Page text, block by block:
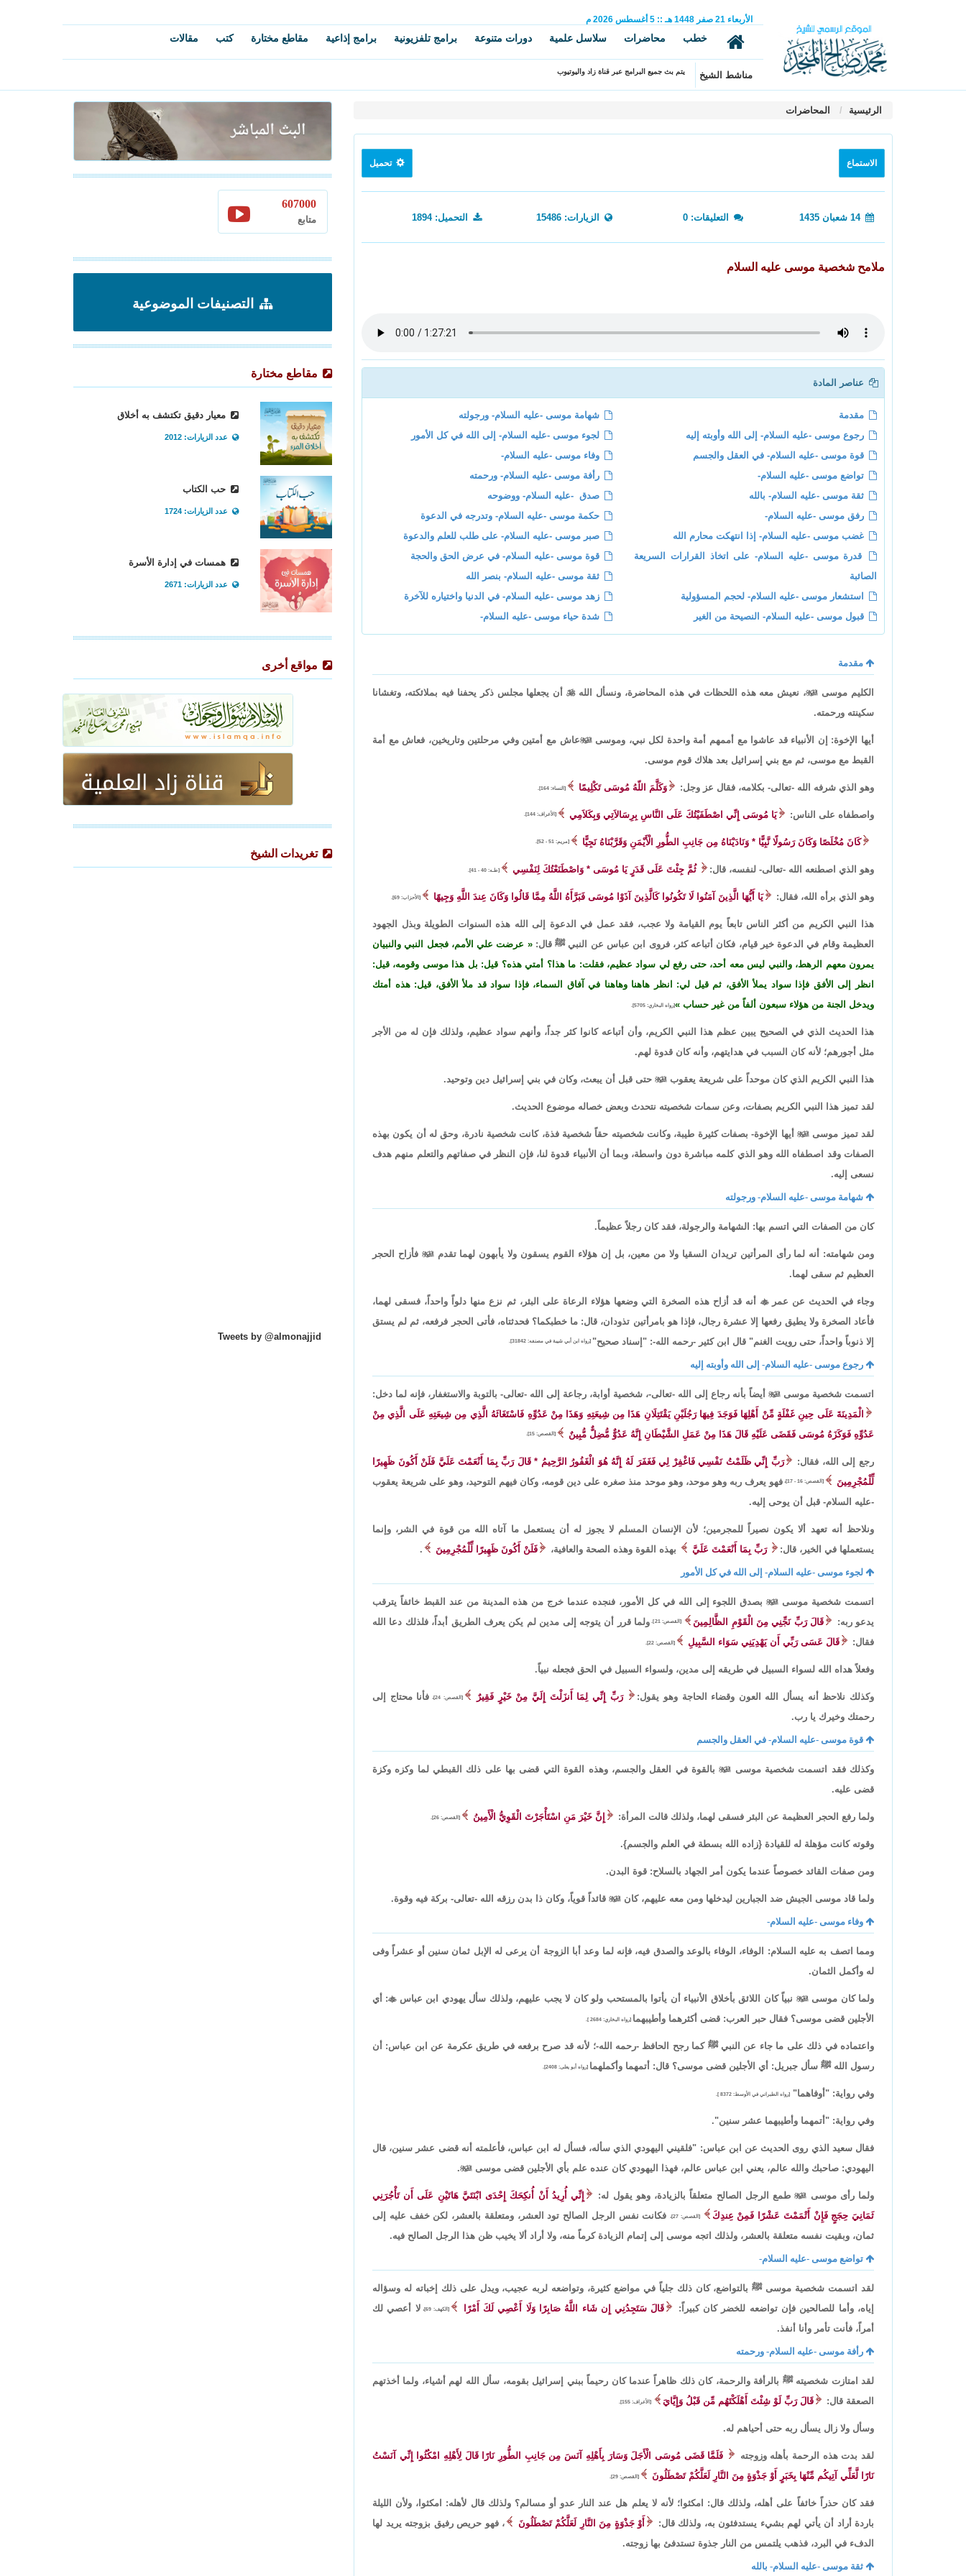
الأربعاء 21 صفر 1448 هـ ::
5 أغسطس 2026 م
خطب محاضرات سلاسل علمية دورات متنوعة برامج تلفزيونية برامج إذاعية مقاطع مختارة كتب مقالات
مناشط الشيخ يتم بث جميع البرامج عبر قناة زاد واليوتيوب
الرئيسية المحاضرات
الاستماع تحميل
14 شعبان 1435 التعليقات: 0 الزيارات: 15486 التحميل: 1894
ملامح شخصية موسى عليه السلام
عناصر المادة
مقدمة
شهامة موسى -عليه السلام- ورجولته
رجوع موسى -عليه السلام- إلى الله وأوبته إليه
لجوء موسى -عليه السلام- إلى الله في كل الأمور
قوة موسى -عليه السلام- في العقل والجسم
وفاء موسى -عليه السلام-
تواضع موسى -عليه السلام-
رأفة موسى -عليه السلام- ورحمته
ثقة موسى -عليه السلام- بالله
صدق -عليه السلام- ووضوحه
رفق موسى -عليه السلام-
حكمة موسى -عليه السلام- وتدرجه في الدعوة
غضب موسى -عليه السلام- إذا انتهكت محارم الله
صبر موسى -عليه السلام- على طلب للعلم والدعوة
قدرة موسى -عليه السلام- على اتخاذ القرارات السريعة
الصائبة
قوة موسى -عليه السلام- في عرض الحق والحجة
ثقة موسى -عليه السلام- بنصر الله
استشعار موسى -عليه السلام- لحجم المسؤولية
زهد موسى -عليه السلام- في الدنيا واختياره للآخرة
قبول موسى -عليه السلام- النصيحة من الغير
شدة حياء موسى -عليه السلام-
مقدمة
الكليم موسى ، نعيش معه هذه اللحظات في هذه المحاضرة، ونسأل اللهأن يجعلها مجلس ذكر يحفنا فيه بملائكته، وتغشانا
سكينته ورحمته.
أيها الإخوة: إن الأنبياء قد عاشوا مع أممهم أمة واحدة لكل نبي، وموسىعاش مع أمتين وفي مرحلتين وتاريخين، فعاش مع أمة
القبط مع موسى، ثم مع بني إسرائيل بعد هلاك قوم موسى.
وهو الذي شرفه الله -تعالى- بكلامه، فقال عز وجل: وَكَلَّمَ اللّهُ مُوسَى تَكْلِيمًا [النساء: 164].
واصطفاه على الناس: يَا مُوسَى إِنِّي اصْطَفَيْتُكَ عَلَى النَّاسِ بِرِسَالاَتِي وَبِكَلاَمِي [الأعراف: 144].
كَانَ مُخْلَصًا وَكَانَ رَسُولًا نَّبِيًّا * وَنَادَيْنَاهُ مِن جَانِبِ الطُّورِ الْأَيْمَنِ وَقَرَّبْنَاهُ نَجِيًّا [مريم: 51 - 52].
وهو الذي اصطنعه الله -تعالى- لنفسه، قال: ثُمَّ جِئْتَ عَلَى قَدَرٍ يَا مُوسَى * وَاصْطَنَعْتُكَ لِنَفْسِي [طـه: 40 - 41].
وهو الذي برأه الله، فقال: يَا أَيُّهَا الَّذِينَ آمَنُوا لَا تَكُونُوا كَالَّذِينَ آذَوْا مُوسَى فَبَرَّأَهُ اللَّهُ مِمَّا قَالُوا وَكَانَ عِندَ اللَّهِ وَجِيهًا [الأحزاب: 69].
هذا النبي الكريم من أكثر الناس تابعاً يوم القيامة ولا عجب، فقد عمل في الدعوة إلى الله هذه السنوات الطويلة وبذل الجهود
العظيمة وقام في الدعوة خير قيام، فكان أتباعه كثر، فروى ابن عباس عن النبي ﷺ قال:
عرضت علي الأمم، فجعل النبي والنبيان
يمرون معهم الرهط، والنبي ليس معه أحد، حتى رفع لي سواد عظيم، فقلت: ما هذا؟ أمتي هذه؟ قيل: بل هذا موسى وقومه، قيل:
انظر إلى الأفق فإذا سواد يملأ الأفق، ثم قيل لي: انظر هاهنا وهاهنا في آفاق السماء، فإذا سواد قد ملأ الأفق، قيل: هذه أمتك
ويدخل الجنة من هؤلاء سبعون ألفاً من غير حساب
[رواه البخاري: 5705].
هذا الحديث الذي في الصحيح يبين عظم هذا النبي الكريم، وأن أتباعه كانوا كثر جداً، وأنهم سواد عظيم، ولذلك فإن له من الأجر
مثل أجورهم؛ لأنه كان السبب في هدايتهم، وأنه كان قدوة لهم.
هذا النبي الكريم الذي كان موحداً على شريعة يعقوب  حتى قبل أن يبعث، وكان في بني إسرائيل دين وتوحيد.
لقد تميز هذا النبي الكريم بصفات، وعن سمات شخصيته نتحدث وبعض خصاله موضوع الحديث.
لقد تميز موسى  أيها الإخوة- بصفات كثيرة طيبة، وكانت شخصيته حقاً شخصية فذة، كانت شخصية نادرة، وحق له أن يكون بهذه
الصفات وقد اصطفاه الله وهو الذي كلمه مباشرة دون واسطة، وبما أن الأنبياء قدوة لنا، فإن النظر في صفاتهم والتعلم منهم هدف
نسعى إليه.
شهامة موسى -عليه السلام- ورجولته
كان من الصفات التي اتسم بها: الشهامة والرجولة، فقد كان رجلاً عظيماً.
ومن شهامته: أنه لما رأى المرأتين تريدان السقيا ولا من معين، بل إن هؤلاء القوم يسقون ولا يأبهون لهما تقدم فأزاح الحجر
العظيم ثم سقى لهما.
وجاء في الحديث عن عمر أنه قد أزاح هذه الصخرة التي وضعها هؤلاء الرعاة على البئر، ثم نزع منها دلواً واحداً، فسقى لهما،
فأعاد الصخرة ولا يطيق رفعها إلا عشرة رجال، فإذا هو بامرأتين تذودان، قال: ما خطبكما؟ فحدثتاه، فأتى الحجر فرفعه، ثم لم يستق
إلا ذنوباً واحداً، حتى رويت الغنم" قال ابن كثير -رحمه الله-: "إسناد صحيح" [رواه ابن أبي شيبة في مصنفه: 31842].
رجوع موسى -عليه السلام- إلى الله وأوبته إليه
اتسمت شخصية موسى  أيضاً بأنه رجاع إلى الله -تعالى-، شخصية أوابة، رجاعة إلى الله -تعالى- بالتوبة والاستغفار، فإنه لما دخل:
الْمَدِينَةَ عَلَى حِينِ غَفْلَةٍ مِّنْ أَهْلِهَا فَوَجَدَ فِيهَا رَجُلَيْنِ يَقْتَتِلَانِ هَذَا مِن شِيعَتِهِ وَهَذَا مِنْ عَدُوِّهِ فَاسْتَغَاثَهُ الَّذِي مِن شِيعَتِهِ عَلَى الَّذِي مِنْ
عَدُوِّهِ فَوَكَزَهُ مُوسَى فَقَضَى عَلَيْهِ قَالَ هَذَا مِنْ عَمَلِ الشَّيْطَانِ إِنَّهُ عَدُوٌّ مُّضِلٌّ مُّبِينٌ
[القصص: 15].
رجع إلى الله، فقال:
رَبِّ إِنِّي ظَلَمْتُ نَفْسِي فَاغْفِرْ لِي فَغَفَرَ لَهُ إِنَّهُ هُوَ الْغَفُورُ الرَّحِيمُ * قَالَ رَبِّ بِمَا أَنْعَمْتَ عَلَيَّ فَلَنْ أَكُونَ ظَهِيرًا
لِّلْمُجْرِمِينَ
[القصص: 16 - 17]،
فهو يعرف ربه وهو موحد، وهو موحد منذ صغره على دين قومه، وكان فيهم التوحيد، وهو على شريعة يعقوب
-عليه السلام- قبل أن يوحى إليه.
ونلاحظ أنه تعهد ألا يكون نصيراً للمجرمين؛ لأن الإنسان المسلم لا يجوز له أن يستعمل ما آتاه الله من قوة في الشر، وإنما
يستعملها في الخير، قال:
رَبِّ بِمَا أَنْعَمْتَ عَلَيَّ بهذه القوة وهذه الصحة والعافية، فَلَنْ أَكُونَ ظَهِيرًا لِّلْمُجْرِمِينَ .
لجوء موسى -عليه السلام- إلى الله في كل الأمور
اتسمت شخصية موسى بصدق اللجوء إلى الله في كل الأمور، فنجده عندما خرج من هذه المدينة من عند القبط خائفاً يترقب
يدعو ربه:
قَالَ رَبِّ نَجِّنِي مِنَ الْقَوْمِ الظَّالِمِينَ [القصص: 21].
ولما قرر أن يتوجه إلى مدين لم يكن يعرف الطريق أبداً، فلذلك دعا الله
فقال:
قَالَ عَسَى رَبِّي أَن يَهْدِيَنِي سَوَاء السَّبِيلِ [القصص: 22].
وفعلاً هداه الله لسواء السبيل في طريقه إلى مدين، ولسواء السبيل في الحق فجعله نبياً.
وكذلك نلاحظ أنه يسأل الله العون وقضاء الحاجة وهو يقول: رَبِّ إِنِّي لِمَا أَنزَلْتَ إِلَيَّ مِنْ خَيْرٍ فَقِيرٌ [القصص: 24]،
فأنا محتاج إلى
رحمتك وخيرك يا رب.
قوة موسى -عليه السلام- في العقل والجسم
وكذلك فقد اتسمت شخصية موسى بالقوة في العقل والجسم، وهذه القوة التي قضى بها على ذلك القبطي لما وكزه وكزة
قضى عليه.
ولما رفع الحجر العظيمة عن البئر فسقى لهما، ولذلك قالت المرأة: إِنَّ خَيْرَ مَنِ اسْتَأْجَرْتَ الْقَوِيُّ الْأَمِينُ [القصص: 26].
وقوته كانت مؤهلة له للقيادة {زاده الله بسطة في العلم والجسم}.
ومن صفات القائد خصوصاً عندما يكون أمر الجهاد بالسلاح: قوة البدن.
ولما قاد موسى الجيش ضد الجبارين ليدخلها ومن معه عليهم، كان  قائداً قوياً، وكان ذا بدن رزقه الله -تعالى- بركة فيه وقوة.
وفاء موسى -عليه السلام-
ومما اتصف به عليه السلام: الوفاء، الوفاء بالوعد والصدق فيه، فإنه لما وعد أبا الزوجة أن يرعى له الإبل ثمان سنين أو عشراً وفى
له وأكمل الثمان.
ولما كان موسى نبياً كان اللائق بأخلاق الأنبياء أن يأتوا بالمستحب ولو كان لا يجب عليهم، ولذلك سأل يهودي ابن عباس: أي
الأجلين قضى موسى؟ فقال حبر العرب: قضى أكثرهما وأطيبهما [رواه البخاري: 2684 ].
واعتماده في ذلك على ما جاء عن النبي ﷺ كما رجح الحافظ -رحمه الله-؛ لأنه قد صرح برفعه في طريق عكرمة عن ابن عباس: أن
رسول الله ﷺ سأل جبريل: أي الأجلين قضى موسى؟ قال: أتمهما وأكملهما [رواه أبو يعلى: 2408].
وفي رواية: "أوفاهما" [رواه الطبراني في الأوسط: 8372 ].
وفي رواية: "أتمهما وأطيبهما عشر سنين".
فقال سعيد الذي روى الحديث عن ابن عباس: "فلقيني اليهودي الذي سأله، فسأل له ابن عباس، فأعلمته أنه قضى عشر سنين، قال
اليهودي: صاحبك والله عالم، يعني ابن عباس عالم، فهذا اليهودي كان عنده علم بأي الأجلين قضى موسى 
.
ولما رأى موسى طمع الرجل الصالح متعلقاً بالزيادة، وهو يقول له:
إِنِّي أُرِيدُ أَنْ أُنكِحَكَ إِحْدَى ابْنَتَيَّ هَاتَيْنِ عَلَى أَن تَأْجُرَنِي
ثَمَانِيَ حِجَجٍ فَإِنْ أَتْمَمْتَ عَشْرًا فَمِنْ عِندِكَ
[القصص: 27]،
فكانت نفس الرجل الصالح تود العشر، ومتعلقة بالعشر، لكن خفف عليه إلى
ثمان، وبقيت نفسه متعلقة بالعشر، ولذلك اتجه موسى إلى إتمام الزيادة كرماً منه، ولا أراد ألا يخيب ظن هذا الرجل الصالح فيه.
تواضع موسى -عليه السلام-
لقد اتسمت شخصية موسى ﷺ بالتواضع، كان ذلك جلياً في مواضع كثيرة، وتواضعه لربه عجيب، ويدل على ذلك إخباته له وسؤاله
إياه، وأما للصالحين فإن تواضعه للخضر كان كبيراً:
قَالَ سَتَجِدُنِي إِن شَاء اللَّهُ صَابِرًا وَلَا أَعْصِي لَكَ أَمْرًا [الكهف: 69]،
لا أعصي لك
أمراً، فأنت تأمر وأنا أنفذ.
رأفة موسى -عليه السلام- ورحمته
لقد امتازت شخصيته ﷺ بالرأفة والرحمة، كان ذلك ظاهراً عندما كان رحيماً ببني إسرائيل بقومه، سأل الله لهم أشياء، ولما أخذتهم
الصعقة قال:
قَالَ رَبِّ لَوْ شِئْتَ أَهْلَكْتَهُم مِّن قَبْلُ وَإِيَّايَ [الأعراف: 155].
وسأل ولا زال يسأل ربه حتى أحياهم له.
لقد بدت هذه الرحمة بأهله وزوجته
فَلَمَّا قَضَى مُوسَى الْأَجَلَ وَسَارَ بِأَهْلِهِ آنَسَ مِن جَانِبِ الطُّورِ نَارًا قَالَ لِأَهْلِهِ امْكُثُوا إِنِّي آنَسْتُ
نَارًا لَّعَلِّي آتِيكُم مِّنْهَا بِخَبَرٍ أَوْ جَذْوَةٍ مِنَ النَّارِ لَعَلَّكُمْ تَصْطَلُونَ
[القصص: 29].
فقد كان حذراً خائفاً على أهله، ولذلك قال: امكثوا؛ لأنه لا يعلم هل عند النار عدو أو مسالم؟ ولذلك قال لأهله: امكثوا، ولأن الليلة
باردة أراد أن يأتي لهم بشيء يستدفئون به، ولذلك قال:
أَوْ جَذْوَةٍ مِنَ النَّارِ لَعَلَّكُمْ تَصْطَلُونَ
، فهو حريص رفيق بزوجته يريد لها
الدفء في البرد، فذهب يلتمس من النار جذوة تستدفئ بها زوجته.
ثقة موسى -عليه السلام- بالله
607000
متابع
التصنيفات الموضوعية
مقاطع مختارة
معيار دقيق تكتشف به أخلاق
عدد الزيارات: 2012
حب الكتاب
عدد الزيارات: 1724
همسات في إدارة الأسرة
عدد الزيارات: 2671
مواقع أخرى
تغريدات الشيخ
Tweets by @almonajjid